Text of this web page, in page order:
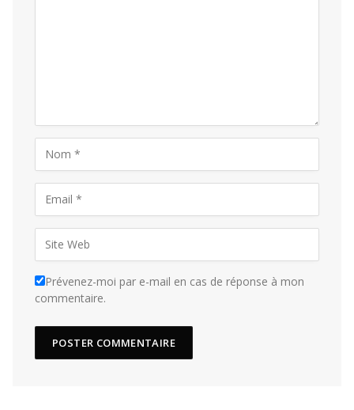
Prévenez-moi par e-mail en cas de réponse à mon
commentaire.